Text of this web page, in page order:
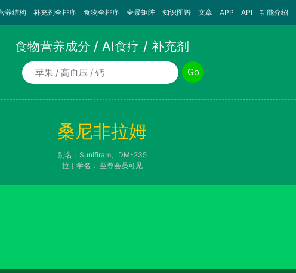
养结构 补充剂全排序 食物全排序 全景矩阵 知识图谱 文章 APP API 功能介绍
食物营养成分 / AI食疗 / 补充剂
食疗诉求/补充剂名称
Go
桑尼非拉姆
别名：Sunifiram、DM-235
拉丁学名： 至尊会员可见